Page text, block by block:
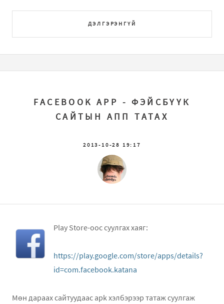
ДЭЛГЭРЭНГҮЙ
FACEBOOK APP - ФЭЙСБҮҮК
САЙТЫН АПП ТАТАХ
2013-10-28 19:17
Play Store-оос суулгах хаяг:
https://play.google.com/store/apps/details?
id=com.facebook.katana
Мөн дараах сайтуудаас apk хэлбэрээр татаж суулгаж